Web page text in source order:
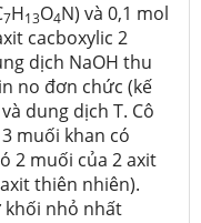
7H13O4N) và 0,1 mol
cacboxylic 2
dịch NaOH thu
no đơn chức (kế
dung dịch T. Cô
muối khan có
2 muối của 2 axit
thiên nhiên).
khối nhỏ nhất